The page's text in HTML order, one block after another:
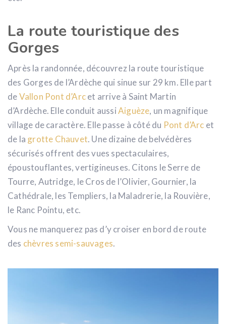
La route touristique des
Gorges
Après la randonnée, découvrez la route touristique
des Gorges de l’Ardèche qui sinue sur 29 km. Elle part
deVallon Pont d’Arcet arrive à Saint Martin
d’Ardèche. Elle conduit aussiAiguèze, un magnifique
village de caractère. Elle passe à côté du Pont d’Arc et
de la grotte Chauvet. Une dizaine de belvédères
sécurisés offrent des vues spectaculaires,
époustouflantes, vertigineuses. Citons le Serre de
Tourre, Autridge, le Cros de l’Olivier, Gournier, la
Cathédrale, les Templiers, la Maladrerie, la Rouvière,
le Ranc Pointu, etc.
Vous ne manquerez pas d’y croiser en bord de route
des chèvres semi-sauvages.